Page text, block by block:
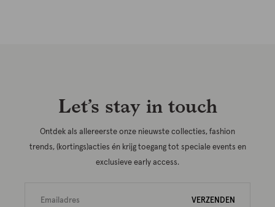
Let’s stay in touch
Ontdek als allereerste onze nieuwste collecties, fashion
trends, (kortings)acties én krijg toegang tot speciale events en
exclusieve early access.
VERZENDEN